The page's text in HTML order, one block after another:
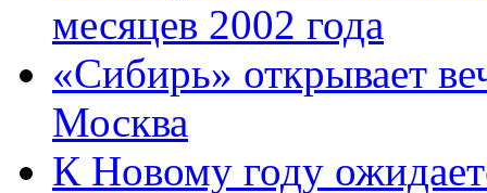
месяцев 2002 года
«Сибирь» открывает
Москва
К Новому году